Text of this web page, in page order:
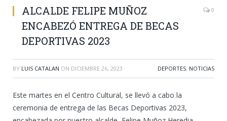
ALCALDE FELIPE MUÑOZ
ENCABEZÓ ENTREGA DE BECAS
DEPORTIVAS 2023
0
BY LUIS CATALAN ON DICIEMBRE 26, 2023 · DEPORTES, NOTICIAS
Este martes en el Centro Cultural, se llevó a cabo la
ceremonia de entrega de las Becas Deportivas 2023,